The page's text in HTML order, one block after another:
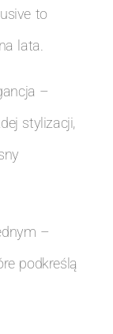
to
lata.
–
stylizacji,
–
podkreślą